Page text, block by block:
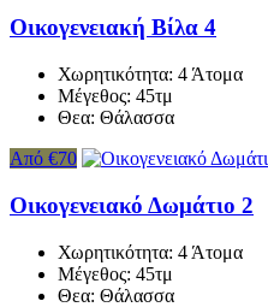
Οικογενειακή Βίλα 4
Χωρητικότητα: 4 Άτομα
Μέγεθος: 45τμ
Θεα: Θάλασσα
Από €70
Οικογενειακό Δωμάτιο 2
Χωρητικότητα: 4 Άτομα
Μέγεθος: 45τμ
Θεα: Θάλασσα